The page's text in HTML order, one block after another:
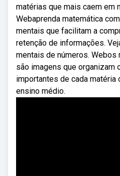
matérias que mais caem em
Webaprenda matemática
mentais que facilitam a
retenção de informações.
mentais de números. Webos
são imagens que organizam
importantes de cada matéria
ensino médio.